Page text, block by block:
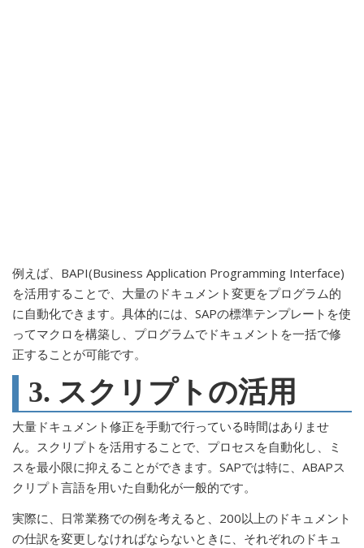
例えば、BAPI(Business Application Programming Interface)
を活用することで、大量のドキュメント変更をプログラム的
に自動化できます。具体的には、SAPの標準テンプレートを使
ってマクロを構築し、プログラムでドキュメントを一括で修
正することが可能です。
3. スクリプトの活用
大量ドキュメント修正を手動で行っている時間はありませ
ん。スクリプトを活用することで、プロセスを自動化し、ミ
スを最小限に抑えることができます。SAPでは特に、ABAPス
クリプト言語を用いた自動化が一般的です。
実際に、日常業務での例を考えると、200以上のドキュメント
の仕訳を変更しなければならないときに、それぞれのドキュ